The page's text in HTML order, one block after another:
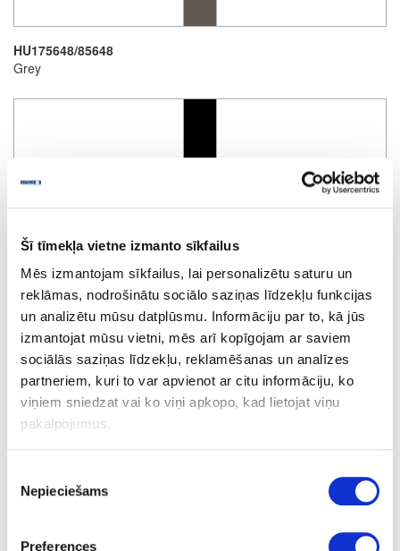
Šī tīmekļa vietne izmanto sīkfailus
Mēs izmantojam sīkfailus, lai personalizētu saturu un
reklāmas, nodrošinātu sociālo saziņas līdzekļu funkcijas
un analizētu mūsu datplūsmu. Informāciju par to, kā jūs
izmantojat mūsu vietni, mēs arī kopīgojam ar saviem
sociālās saziņas līdzekļu, reklamēšanas un analīzes
partneriem, kuri to var apvienot ar citu informāciju, ko
viņiem sniedzat vai ko viņi apkopo, kad lietojat viņu
pakalpojumus.
izvēle
Nepieciešams
Preferences
HU175648/85648
Grey
R76490/56206
Black
Grafite